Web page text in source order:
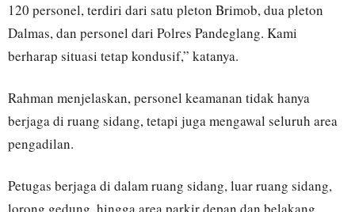
120 personel, terdiri dari satu pleton Brimob, dua pleton
Dalmas, dan personel dari Polres Pandeglang. Kami
berharap situasi tetap kondusif,” katanya.
Rahman menjelaskan, personel keamanan tidak hanya
berjaga di ruang sidang, tetapi juga mengawal seluruh area
pengadilan.
Petugas berjaga di dalam ruang sidang, luar ruang sidang,